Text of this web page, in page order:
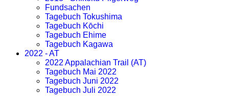
Fundsachen
Tagebuch Tokushima
Tagebuch Kōchi
Tagebuch Ehime
Tagebuch Kagawa
2022 - AT
2022 Appalachian Trail (AT)
Tagebuch Mai 2022
Tagebuch Juni 2022
Tagebuch Juli 2022